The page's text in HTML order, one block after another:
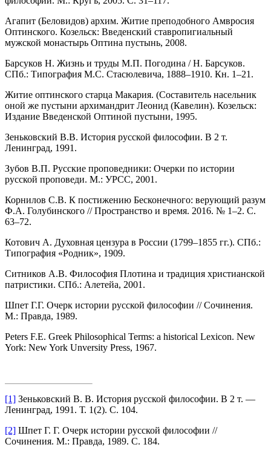
Агапит (Беловидов) архим. Житие преподобного Амвросия
Оптинского. Козельск: Введенский ставропигиальный
мужской монастырь Оптина пустынь, 2008.
Барсуков Н. Жизнь и труды М.П. Погодина / Н. Барсуков.
СПб.: Типография М.С. Стасюлевича, 1888–1910. Кн. 1–21.
Житие оптинского старца Макария. (Составитель насельник
оной же пустыни архимандрит Леонид (Кавелин). Козельск:
Издание Введенской Оптиной пустыни, 1995.
Зеньковский В.В. История русской философии. В 2 т.
Ленинград, 1991.
Зубов В.П. Русские проповедники: Очерки по истории
русской проповеди. М.: УРСС, 2001.
Корнилов С.В. К постижению Бесконечного: верующий разум
Ф.А. Голубинского // Пространство и время. 2016. № 1–2. С.
63–72.
Котович А. Духовная цензура в России (1799–1855 гг.). СПб.:
Типография «Родник», 1909.
Ситников А.В. Философия Плотина и традиция христианской
патристики. СПб.: Алетейа, 2001.
Шпет Г.Г. Очерк истории русской философии // Сочинения.
М.: Правда, 1989.
Peters F.E. Greek Philosophical Terms: a historical Lexicon. New
York: New York Unversity Press, 1967.
[1] Зеньковский В. В. История русской философии. В 2 т. —
Ленинград, 1991. Т. 1(2). С. 104.
[2] Шпет Г. Г. Очерк истории русской философии //
Сочинения. М.: Правда, 1989. С. 184.